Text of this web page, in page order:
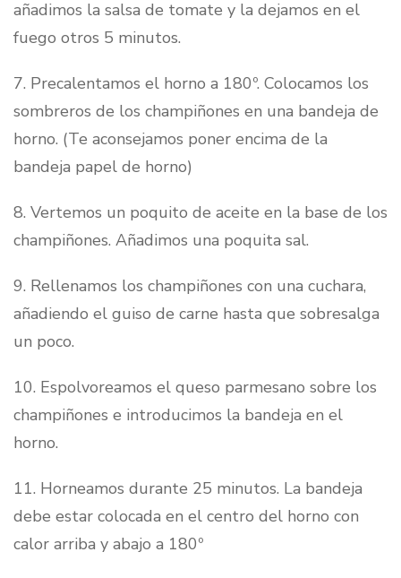
añadimos la salsa de tomate y la dejamos en el
fuego otros 5 minutos.
7. Precalentamos el horno a 180º. Colocamos los
sombreros de los champiñones en una bandeja de
horno. (Te aconsejamos poner encima de la
bandeja papel de horno)
8. Vertemos un poquito de aceite en la base de los
champiñones. Añadimos una poquita sal.
9. Rellenamos los champiñones con una cuchara,
añadiendo el guiso de carne hasta que sobresalga
un poco.
10. Espolvoreamos el queso parmesano sobre los
champiñones e introducimos la bandeja en el
horno.
11. Horneamos durante 25 minutos. La bandeja
debe estar colocada en el centro del horno con
calor arriba y abajo a 180º